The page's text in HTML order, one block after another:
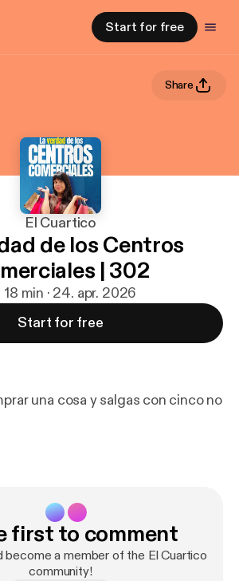
Start for free
Share
El Cuartico
de los Centros
| 302
18 min · 24. apr. 2026
Start for free
una cosa y salgas con cinco no
first to comment
become a member of the El Cuartico
community!